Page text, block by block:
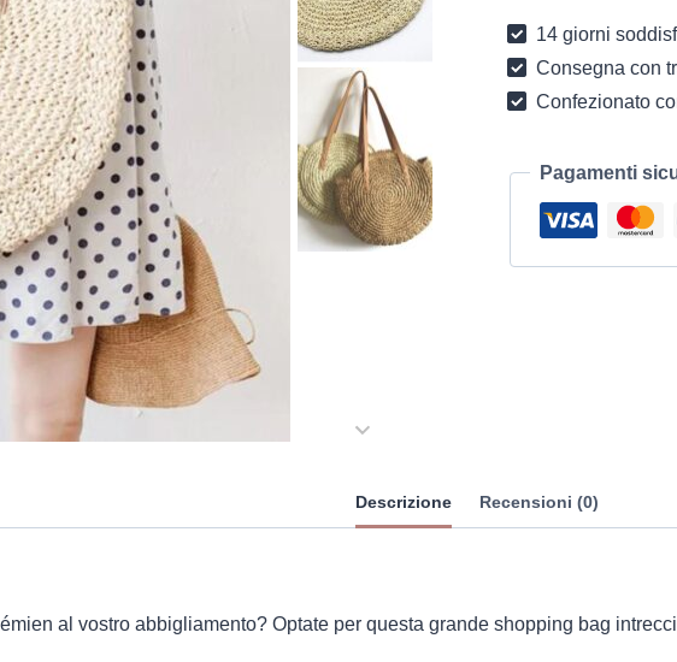
14 giorni
Consegna con
Confezionato
Pagamenti
Descrizione Recensioni (0)
al vostro abbigliamento? Optate per questa grande shopping bag